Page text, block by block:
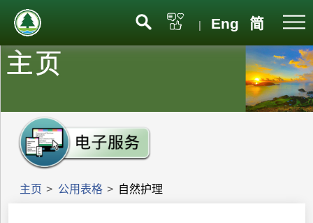
| Eng 简
主页 > 公用表格 > 自然护理